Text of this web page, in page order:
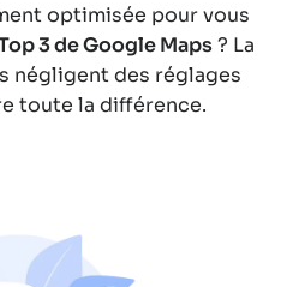
optimisée pour vous
3 de Google Maps? La
négligent des réglages
toute la différence.